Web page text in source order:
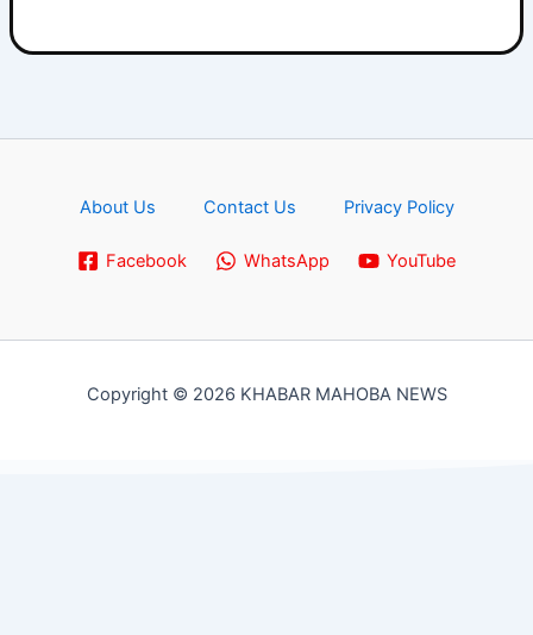
About Us Contact Us Privacy Policy
Facebook WhatsApp YouTube
Copyright © 2026 KHABAR MAHOBA NEWS